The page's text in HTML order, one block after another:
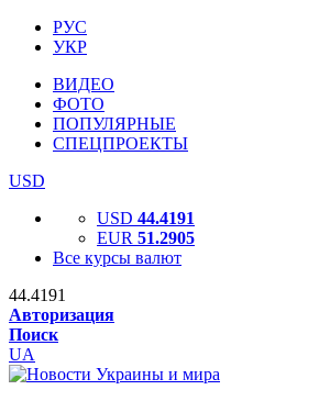
РУС
УКР
ВИДЕО
ФОТО
ПОПУЛЯРНЫЕ
СПЕЦПРОЕКТЫ
USD
USD 44.4191
EUR 51.2905
Все курсы валют
44.4191
Авторизация
Поиск
UA